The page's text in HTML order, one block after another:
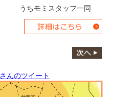
スタッフ一同
んのツイート